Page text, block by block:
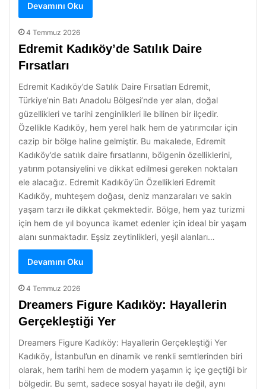
Devamını Oku
4 Temmuz 2026
Edremit Kadıköy’de Satılık Daire
Fırsatları
Edremit Kadıköy’de Satılık Daire Fırsatları Edremit,
Türkiye’nin Batı Anadolu Bölgesi’nde yer alan, doğal
güzellikleri ve tarihi zenginlikleri ile bilinen bir ilçedir.
Özellikle Kadıköy, hem yerel halk hem de yatırımcılar için
cazip bir bölge haline gelmiştir. Bu makalede, Edremit
Kadıköy’de satılık daire fırsatlarını, bölgenin özelliklerini,
yatırım potansiyelini ve dikkat edilmesi gereken noktaları
ele alacağız. Edremit Kadıköy’ün Özellikleri Edremit
Kadıköy, muhteşem doğası, deniz manzaraları ve sakin
yaşam tarzı ile dikkat çekmektedir. Bölge, hem yaz turizmi
için hem de yıl boyunca ikamet edenler için ideal bir yaşam
alanı sunmaktadır. Eşsiz zeytinlikleri, yeşil alanları…
Devamını Oku
4 Temmuz 2026
Dreamers Figure Kadıköy: Hayallerin
Gerçekleştiği Yer
Dreamers Figure Kadıköy: Hayallerin Gerçekleştiği Yer
Kadıköy, İstanbul’un en dinamik ve renkli semtlerinden biri
olarak, hem tarihi hem de modern yaşamın iç içe geçtiği bir
bölgedir. Bu semt, sadece sosyal hayatı ile değil, aynı